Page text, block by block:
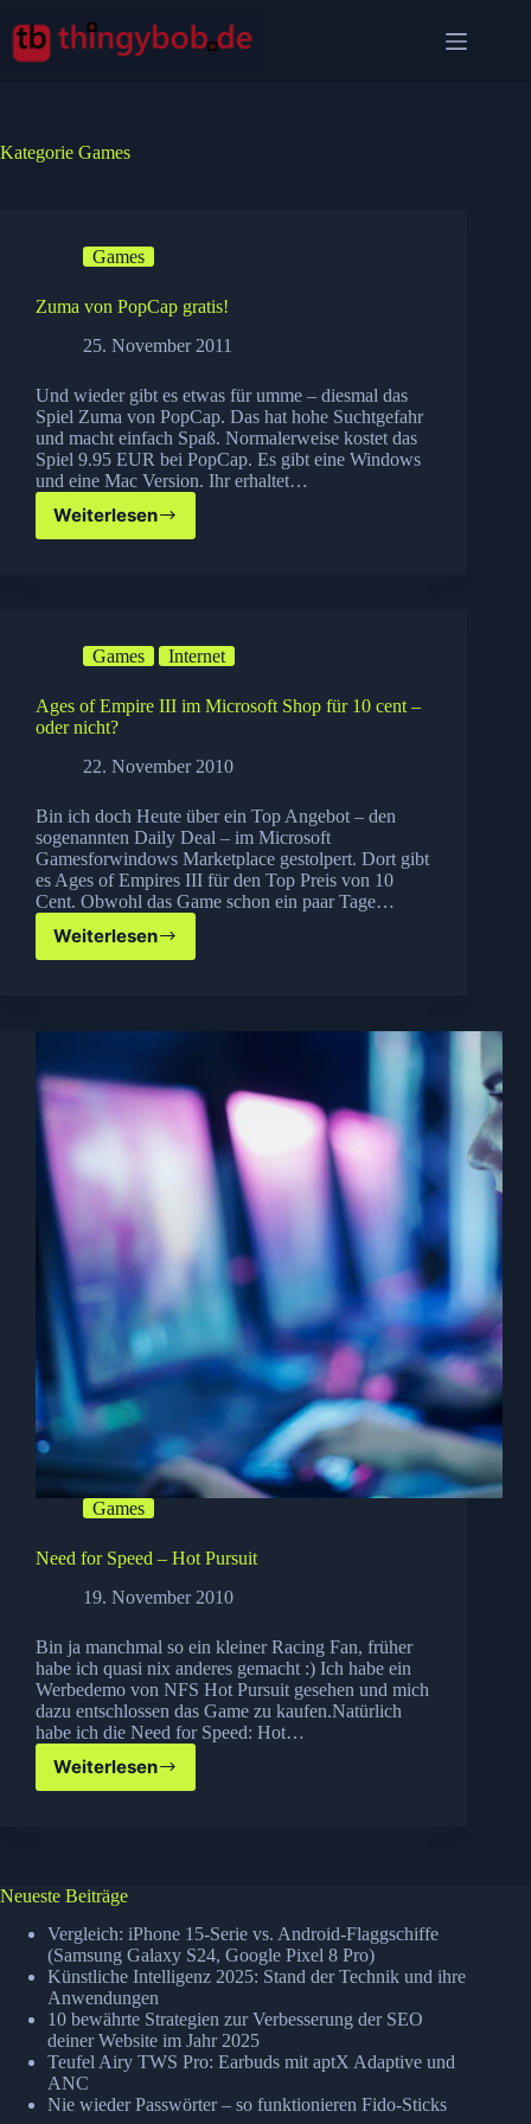
Inhalt
springen
Kategorie Games
Games
Zuma von PopCap gratis!
25. November 2011
Und wieder gibt es etwas für umme – diesmal das
Spiel Zuma von PopCap. Das hat hohe Suchtgefahr
und macht einfach Spaß. Normalerweise kostet das
Spiel 9.95 EUR bei PopCap. Es gibt eine Windows
und eine Mac Version. Ihr erhaltet…
Weiterlesen
Zuma
Games Internet
Ages of Empire III im Microsoft Shop für 10 cent –
oder nicht?
22. November 2010
Bin ich doch Heute über ein Top Angebot – den
sogenannten Daily Deal – im Microsoft
Gamesforwindows Marketplace gestolpert. Dort gibt
es Ages of Empires III für den Top Preis von 10
Cent. Obwohl das Game schon ein paar Tage…
Weiterlesen
Ages
of
im
Shop
für
10
oder
nicht?
Games
Need for Speed – Hot Pursuit
19. November 2010
Bin ja manchmal so ein kleiner Racing Fan, früher
habe ich quasi nix anderes gemacht :) Ich habe ein
Werbedemo von NFS Hot Pursuit gesehen und mich
dazu entschlossen das Game zu kaufen.Natürlich
habe ich die Need for Speed: Hot…
Weiterlesen
Need
for
Pursuit
Neueste Beiträge
Vergleich: iPhone 15-Serie vs. Android-Flaggschiffe
(Samsung Galaxy S24, Google Pixel 8 Pro)
Künstliche Intelligenz 2025: Stand der Technik und ihre
Anwendungen
10 bewährte Strategien zur Verbesserung der SEO
deiner Website im Jahr 2025
Teufel Airy TWS Pro: Earbuds mit aptX Adaptive und
ANC
Nie wieder Passwörter – so funktionieren Fido-Sticks